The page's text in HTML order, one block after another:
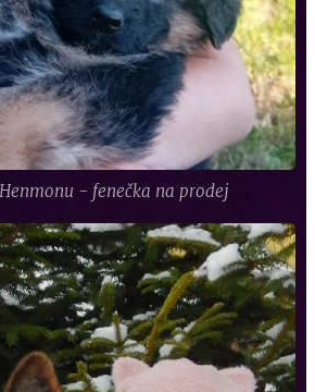
- fenečka na prodej